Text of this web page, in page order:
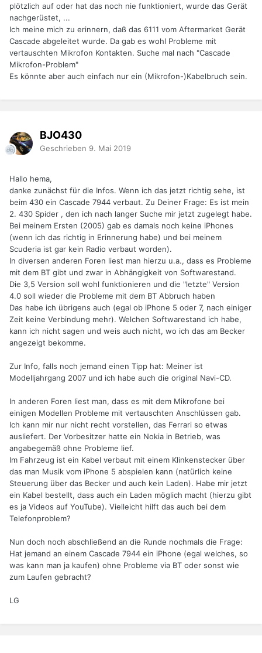
plötzlich auf oder hat das noch nie funktioniert, wurde das Gerät
nachgerüstet, ...
Ich meine mich zu erinnern, daß das 6111 vom Aftermarket Gerät
Cascade abgeleitet wurde. Da gab es wohl Probleme mit
vertauschten Mikrofon Kontakten. Suche mal nach "Cascade
Mikrofon-Problem"
Es könnte aber auch einfach nur ein (Mikrofon-)Kabelbruch sein.
BJO430
Geschrieben 9. Mai 2019
Hallo hema,
danke zunächst für die Infos. Wenn ich das jetzt richtig sehe, ist
beim 430 ein Cascade 7944 verbaut. Zu Deiner Frage: Es ist mein
2. 430 Spider , den ich nach langer Suche mir jetzt zugelegt habe.
Bei meinem Ersten (2005) gab es damals noch keine iPhones
(wenn ich das richtig in Erinnerung habe) und bei meinem
Scuderia ist gar kein Radio verbaut worden).
In diversen anderen Foren liest man hierzu u.a., dass es Probleme
mit dem BT gibt und zwar in Abhängigkeit von Softwarestand.
Die 3,5 Version soll wohl funktionieren und die "letzte" Version
4.0 soll wieder die Probleme mit dem BT Abbruch haben
Das habe ich übrigens auch (egal ob iPhone 5 oder 7, nach einiger
Zeit keine Verbindung mehr). Welchen Softwarestand ich habe,
kann ich nicht sagen und weis auch nicht, wo ich das am Becker
angezeigt bekomme.
Zur Info, falls noch jemand einen Tipp hat: Meiner ist
Modelljahrgang 2007 und ich habe auch die original Navi-CD.
In anderen Foren liest man, dass es mit dem Mikrofone bei
einigen Modellen Probleme mit vertauschten Anschlüssen gab.
Ich kann mir nur nicht recht vorstellen, das Ferrari so etwas
ausliefert. Der Vorbesitzer hatte ein Nokia in Betrieb, was
angabegemäß ohne Probleme lief.
Im Fahrzeug ist ein Kabel verbaut mit einem Klinkenstecker über
das man Musik vom iPhone 5 abspielen kann (natürlich keine
Steuerung über das Becker und auch kein Laden). Habe mir jetzt
ein Kabel bestellt, dass auch ein Laden möglich macht (hierzu gibt
es ja Videos auf YouTube). Vielleicht hilft das auch bei dem
Telefonproblem?
Nun doch noch abschließend an die Runde nochmals die Frage:
Hat jemand an einem Cascade 7944 ein iPhone (egal welches, so
was kann man ja kaufen) ohne Probleme via BT oder sonst wie
zum Laufen gebracht?
LG